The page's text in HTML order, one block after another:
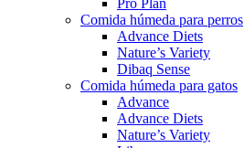
Comida húmeda para perros
Advance Diets
Nature’s Variety
Dibaq Sense
Comida húmeda para gatos
Advance
Advance Diets
Nature’s Variety